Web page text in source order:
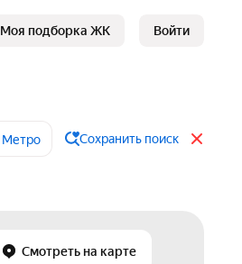
Моя подборка ЖК Войти
Метро Сохранить поиск
Смотреть на карте